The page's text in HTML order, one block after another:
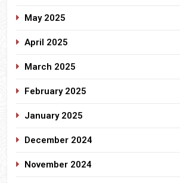
May 2025
April 2025
March 2025
February 2025
January 2025
December 2024
November 2024